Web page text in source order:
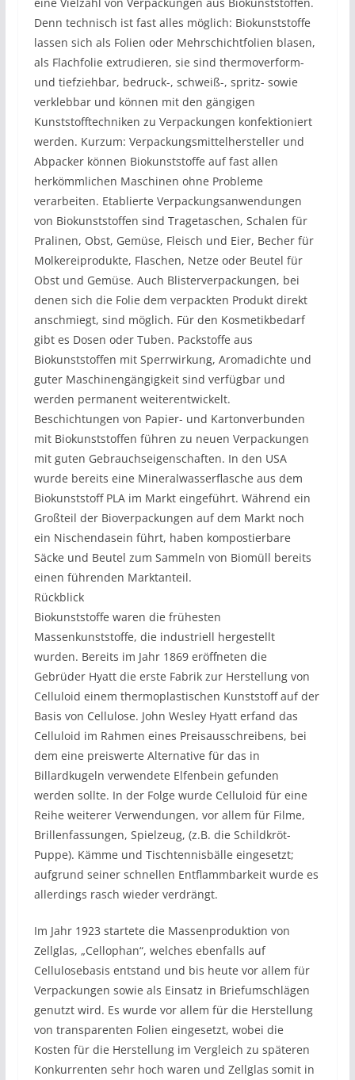
eine Vielzahl von Verpackungen aus Biokunststoffen.
Denn technisch ist fast alles möglich: Biokunststoffe
lassen sich als Folien oder Mehrschichtfolien blasen,
als Flachfolie extrudieren, sie sind thermoverform-
und tiefziehbar, bedruck-, schweiß-, spritz- sowie
verklebbar und können mit den gängigen
Kunststofftechniken zu Verpackungen konfektioniert
werden. Kurzum: Verpackungsmittelhersteller und
Abpacker können Biokunststoffe auf fast allen
herkömmlichen Maschinen ohne Probleme
verarbeiten. Etablierte Verpackungsanwendungen
von Biokunststoffen sind Tragetaschen, Schalen für
Pralinen, Obst, Gemüse, Fleisch und Eier, Becher für
Molkereiprodukte, Flaschen, Netze oder Beutel für
Obst und Gemüse. Auch Blisterverpackungen, bei
denen sich die Folie dem verpackten Produkt direkt
anschmiegt, sind möglich. Für den Kosmetikbedarf
gibt es Dosen oder Tuben. Packstoffe aus
Biokunststoffen mit Sperrwirkung, Aromadichte und
guter Maschinengängigkeit sind verfügbar und
werden permanent weiterentwickelt.
Beschichtungen von Papier- und Kartonverbunden
mit Biokunststoffen führen zu neuen Verpackungen
mit guten Gebrauchseigenschaften. In den USA
wurde bereits eine Mineralwasserflasche aus dem
Biokunststoff PLA im Markt eingeführt. Während ein
Großteil der Bioverpackungen auf dem Markt noch
ein Nischendasein führt, haben kompostierbare
Säcke und Beutel zum Sammeln von Biomüll bereits
einen führenden Marktanteil.
Rückblick
Biokunststoffe waren die frühesten
Massenkunststoffe, die industriell hergestellt
wurden. Bereits im Jahr 1869 eröffneten die
Gebrüder Hyatt die erste Fabrik zur Herstellung von
Celluloid einem thermoplastischen Kunststoff auf der
Basis von Cellulose. John Wesley Hyatt erfand das
Celluloid im Rahmen eines Preisausschreibens, bei
dem eine preiswerte Alternative für das in
Billardkugeln verwendete Elfenbein gefunden
werden sollte. In der Folge wurde Celluloid für eine
Reihe weiterer Verwendungen, vor allem für Filme,
Brillenfassungen, Spielzeug, (z.B. die Schildkröt-
Puppe). Kämme und Tischtennisbälle eingesetzt;
aufgrund seiner schnellen Entflammbarkeit wurde es
allerdings rasch wieder verdrängt.
Im Jahr 1923 startete die Massenproduktion von
Zellglas, „Cellophan“, welches ebenfalls auf
Cellulosebasis entstand und bis heute vor allem für
Verpackungen sowie als Einsatz in Briefumschlägen
genutzt wird. Es wurde vor allem für die Herstellung
von transparenten Folien eingesetzt, wobei die
Kosten für die Herstellung im Vergleich zu späteren
Konkurrenten sehr hoch waren und Zellglas somit in